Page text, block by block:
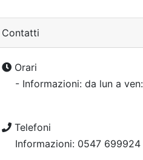
Contatti
Orari
- Informazioni: da lun a
Telefoni
Informazioni: 0547 699924